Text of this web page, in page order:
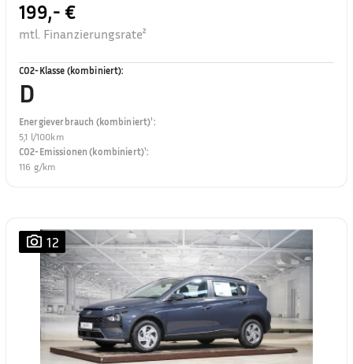
199,- €
mtl. Finanzierungsrate²
CO2-Klasse (kombiniert):
D
Energieverbrauch (kombiniert)¹:
5,1 l/100km
CO2-Emissionen (kombiniert)¹:
116 g/km
12